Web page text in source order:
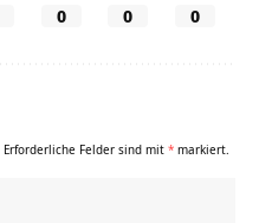
0 0 0
Erforderliche Felder sind mit * markiert.